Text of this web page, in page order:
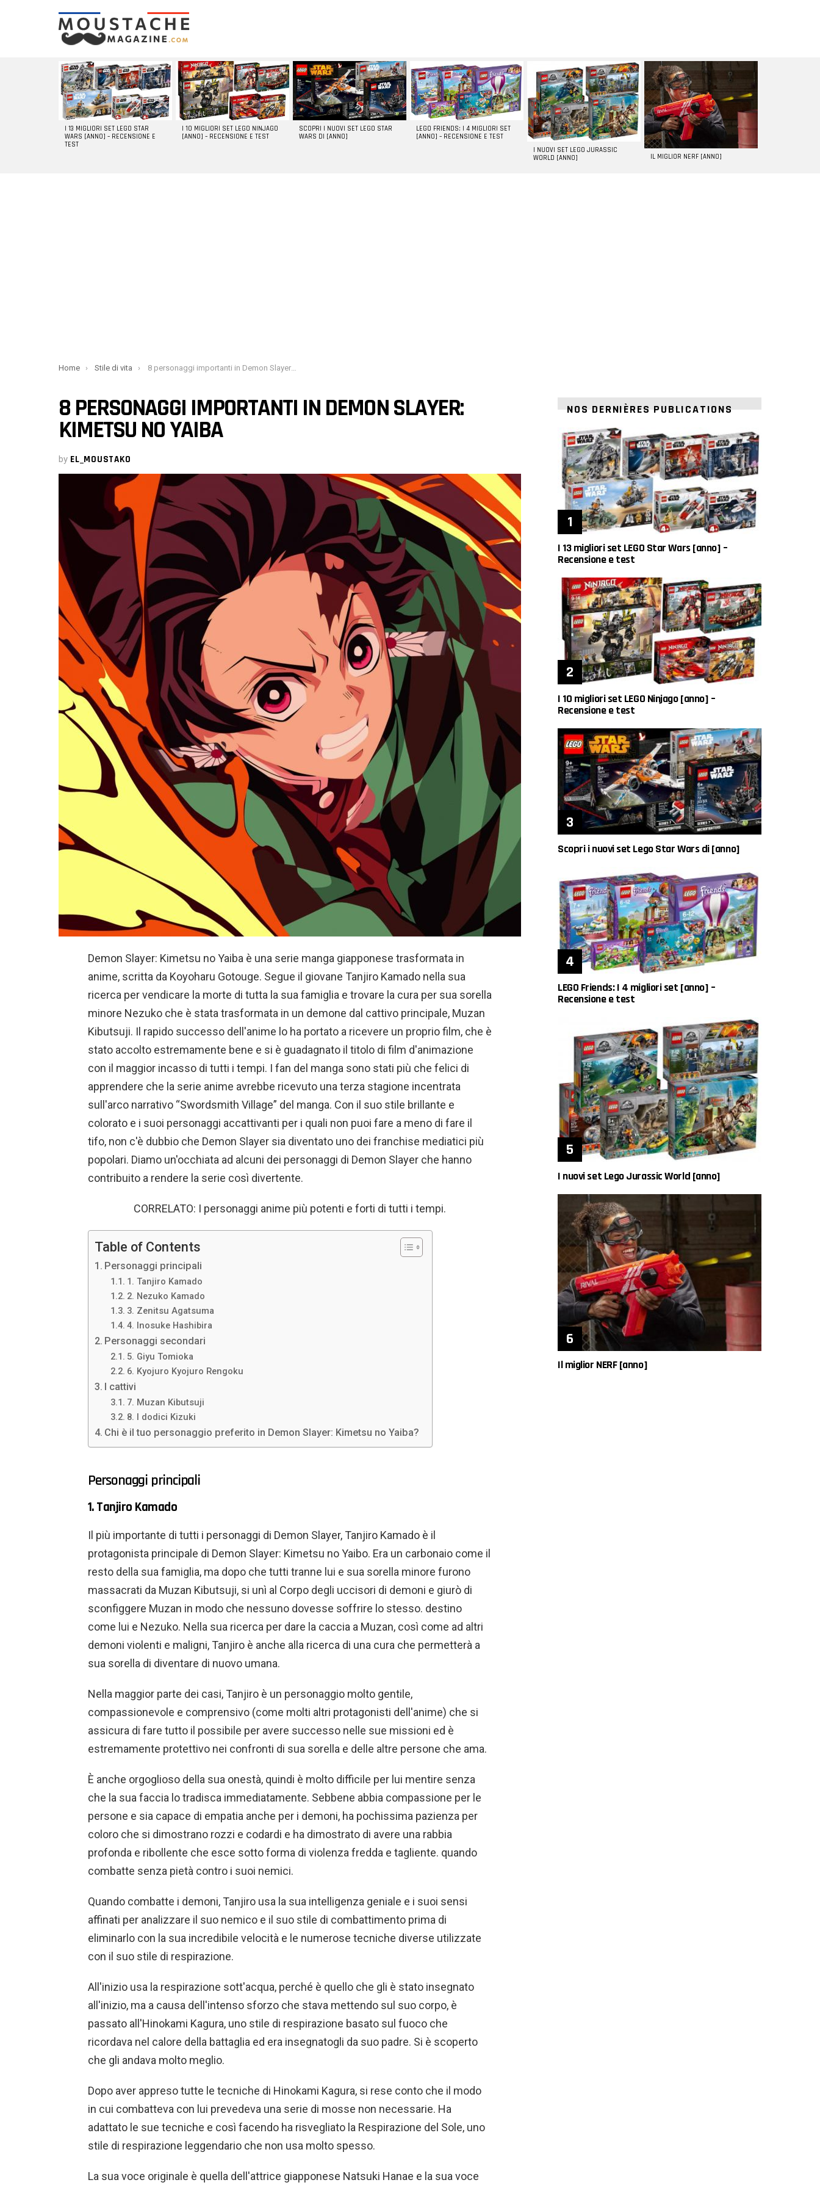
LATEST
STORIES
I 13 MIGLIORI SET LEGO STAR
WARS [ANNO] – RECENSIONE E
TEST
I 10 MIGLIORI SET LEGO NINJAGO
[ANNO] – RECENSIONE E TEST
SCOPRI I NUOVI SET LEGO STAR
WARS DI [ANNO]
LEGO FRIENDS: I 4 MIGLIORI SET
[ANNO] – RECENSIONE E TEST
I NUOVI SET LEGO JURASSIC
WORLD [ANNO]
IL MIGLIOR NERF [ANNO]
You are here:
Home Stile di vita 8 personaggi importanti in Demon Slayer: Kimetsu no Yaiba
8 PERSONAGGI IMPORTANTI IN DEMON SLAYER:
KIMETSU NO YAIBA
by EL_MOUSTAKO
Demon Slayer: Kimetsu no Yaiba è una serie manga giapponese trasformata in
anime, scritta da Koyoharu Gotouge. Segue il giovane Tanjiro Kamado nella sua
ricerca per vendicare la morte di tutta la sua famiglia e trovare la cura per sua sorella
minore Nezuko che è stata trasformata in un demone dal cattivo principale, Muzan
Kibutsuji. Il rapido successo dell'anime lo ha portato a ricevere un proprio film, che è
stato accolto estremamente bene e si è guadagnato il titolo di film d'animazione
con il maggior incasso di tutti i tempi. I fan del manga sono stati più che felici di
apprendere che la serie anime avrebbe ricevuto una terza stagione incentrata
sull'arco narrativo “Swordsmith Village” del manga. Con il suo stile brillante e
colorato e i suoi personaggi accattivanti per i quali non puoi fare a meno di fare il
tifo, non c'è dubbio che Demon Slayer sia diventato uno dei franchise mediatici più
popolari. Diamo un'occhiata ad alcuni dei personaggi di Demon Slayer che hanno
contribuito a rendere la serie così divertente.
CORRELATO: I personaggi anime più potenti e forti di tutti i tempi.
Table of Contents
Personaggi principali
1. Tanjiro Kamado
2. Nezuko Kamado
3. Zenitsu Agatsuma
4. Inosuke Hashibira
Personaggi secondari
5. Giyu Tomioka
6. Kyojuro Kyojuro Rengoku
I cattivi
7. Muzan Kibutsuji
8. I dodici Kizuki
Chi è il tuo personaggio preferito in Demon Slayer: Kimetsu no Yaiba?
Personaggi principali
1. Tanjiro Kamado
Il più importante di tutti i personaggi di Demon Slayer, Tanjiro Kamado è il
protagonista principale di Demon Slayer: Kimetsu no Yaibo. Era un carbonaio come il
resto della sua famiglia, ma dopo che tutti tranne lui e sua sorella minore furono
massacrati da Muzan Kibutsuji, si unì al Corpo degli uccisori di demoni e giurò di
sconfiggere Muzan in modo che nessuno dovesse soffrire lo stesso. destino
come lui e Nezuko. Nella sua ricerca per dare la caccia a Muzan, così come ad altri
demoni violenti e maligni, Tanjiro è anche alla ricerca di una cura che permetterà a
sua sorella di diventare di nuovo umana.
Nella maggior parte dei casi, Tanjiro è un personaggio molto gentile,
compassionevole e comprensivo (come molti altri protagonisti dell'anime) che si
assicura di fare tutto il possibile per avere successo nelle sue missioni ed è
estremamente protettivo nei confronti di sua sorella e delle altre persone che ama.
È anche orgoglioso della sua onestà, quindi è molto difficile per lui mentire senza
che la sua faccia lo tradisca immediatamente. Sebbene abbia compassione per le
persone e sia capace di empatia anche per i demoni, ha pochissima pazienza per
coloro che si dimostrano rozzi e codardi e ha dimostrato di avere una rabbia
profonda e ribollente che esce sotto forma di violenza fredda e tagliente. quando
combatte senza pietà contro i suoi nemici.
Quando combatte i demoni, Tanjiro usa la sua intelligenza geniale e i suoi sensi
affinati per analizzare il suo nemico e il suo stile di combattimento prima di
eliminarlo con la sua incredibile velocità e le numerose tecniche diverse utilizzate
con il suo stile di respirazione.
All'inizio usa la respirazione sott'acqua, perché è quello che gli è stato insegnato
all'inizio, ma a causa dell'intenso sforzo che stava mettendo sul suo corpo, è
passato all'Hinokami Kagura, uno stile di respirazione basato sul fuoco che
ricordava nel calore della battaglia ed era insegnatogli da suo padre. Si è scoperto
che gli andava molto meglio.
Dopo aver appreso tutte le tecniche di Hinokami Kagura, si rese conto che il modo
in cui combatteva con lui prevedeva una serie di mosse non necessarie. Ha
adattato le sue tecniche e così facendo ha risvegliato la Respirazione del Sole, uno
stile di respirazione leggendario che non usa molto spesso.
La sua voce originale è quella dell'attrice giapponese Natsuki Hanae e la sua voce
NOS DERNIÈRES PUBLICATIONS
I 13 migliori set LEGO Star Wars [anno] –
Recensione e test
I 10 migliori set LEGO Ninjago [anno] –
Recensione e test
Scopri i nuovi set Lego Star Wars di [anno]
LEGO Friends: I 4 migliori set [anno] –
Recensione e test
I nuovi set Lego Jurassic World [anno]
Il miglior NERF [anno]